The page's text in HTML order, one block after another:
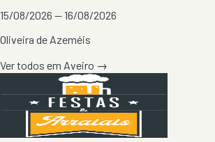
15/08/2026 — 16/08/2026
Oliveira de Azeméis
Ver todos em Aveiro →